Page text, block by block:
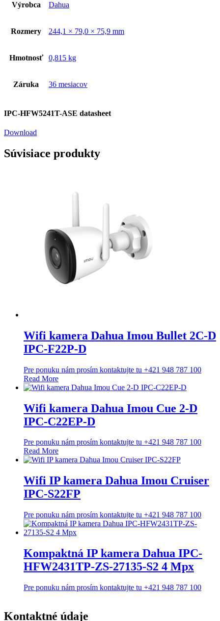
Výrobca Dahua
Rozmery 244,1 × 79,0 × 75,9 mm
Hmotnosť 0,815 kg
Záruka 36 mesiacov
IPC-HFW5241T-ASE datasheet
Download
Súvisiace produkty
Wifi kamera Dahua Imou Bullet 2C-D
IPC-F22P-D
Pre ponuku nám prosím kontaktujte tu +421 948 787 100
Read More
Wifi kamera Dahua Imou Cue 2-D
IPC-C22EP-D
Pre ponuku nám prosím kontaktujte tu +421 948 787 100
Read More
Wifi IP kamera Dahua Imou Cruiser
IPC-S22FP
Pre ponuku nám prosím kontaktujte tu +421 948 787 100
Kompaktná IP kamera Dahua IPC-
HFW2431TP-ZS-27135-S2 4 Mpx
Pre ponuku nám prosím kontaktujte tu +421 948 787 100
Kontaktné údaje